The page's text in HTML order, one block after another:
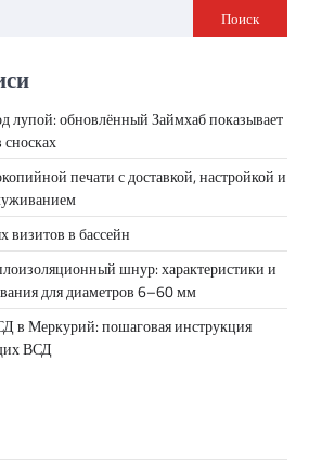
Поиск
лупой: обновлённый Займхаб показывает
печати с доставкой, настройкой и
визитов в бассейн
шнур: характеристики и
для диаметров 6–60 мм
в Меркурий: пошаговая инструкция
ВСД